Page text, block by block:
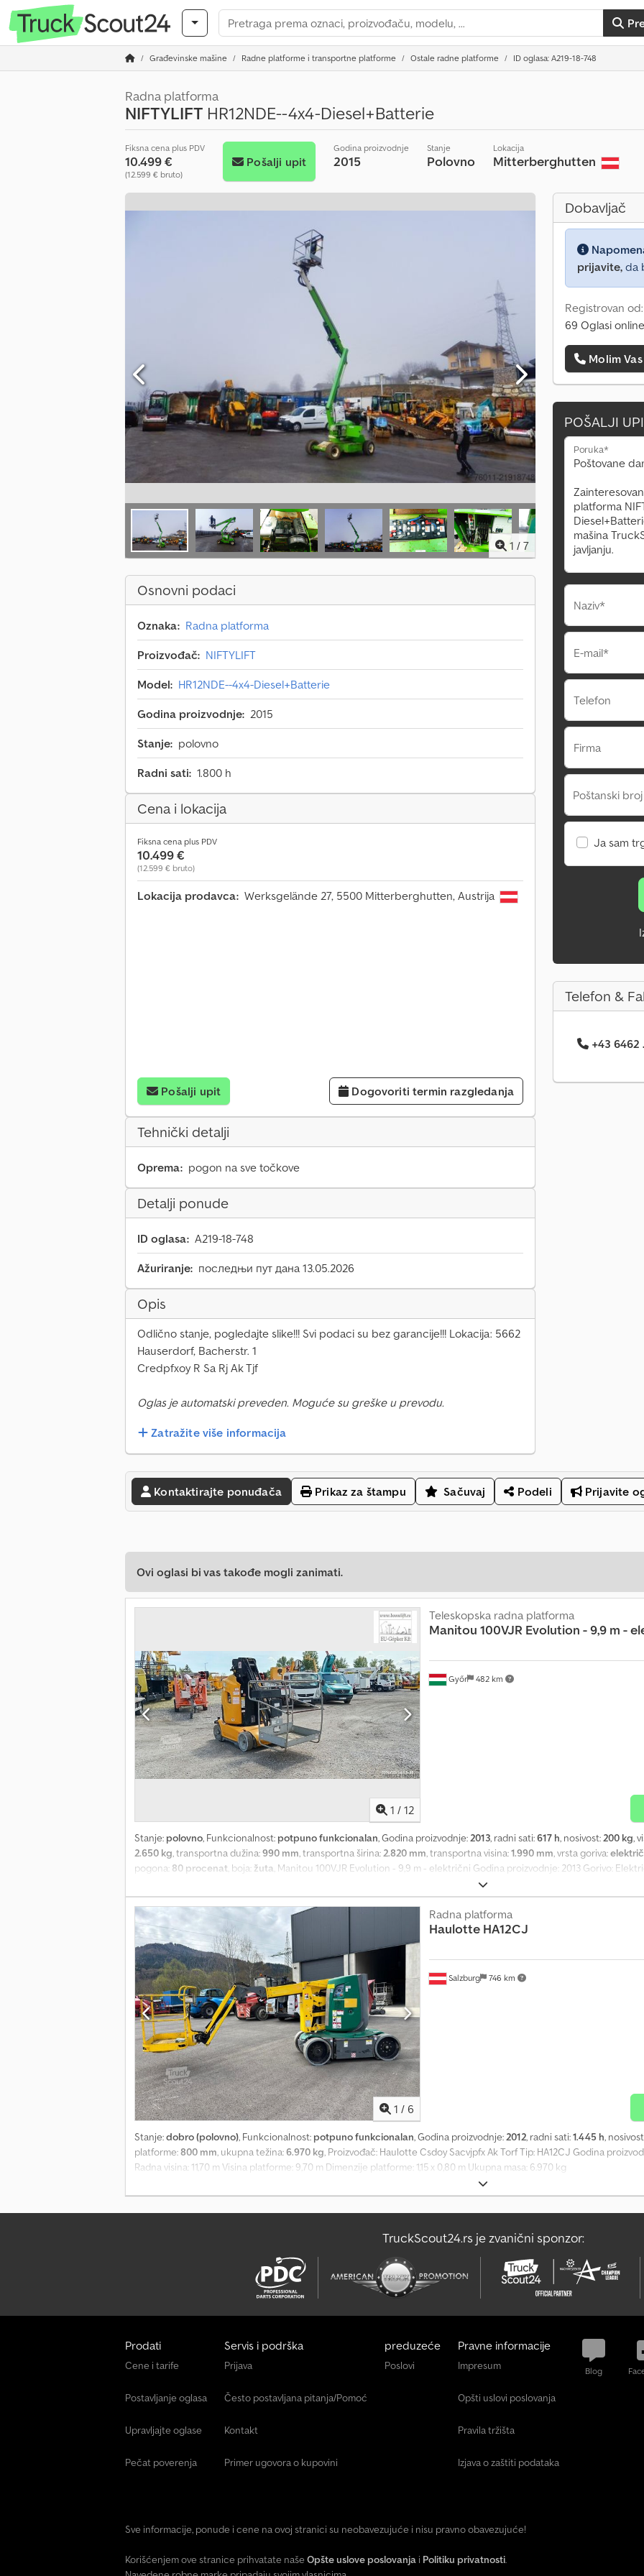
Građevinske mašine Radne platforme i transportne platforme Ostale radne platforme ID oglasa: A219-18-748
Radna platforma
NIFTYLIFT HR12NDE--4x4-Diesel+Batterie
Fiksna cena plus PDV
10.499 €
(12.599 € bruto)
Pošalji upit
Godina proizvodnje
2015
Stanje
Polovno
Lokacija
Mitterberghutten
1 / 7
Osnovni podaci
Oznaka: Radna platforma
Proizvođač: NIFTYLIFT
Model: HR12NDE--4x4-Diesel+Batterie
Godina proizvodnje: 2015
Stanje: polovno
Radni sati: 1.800 h
Cena i lokacija
Fiksna cena plus PDV
10.499 €
(12.599 € bruto)
Lokacija prodavca: Werksgelände 27, 5500 Mitterberghutten, Austrija
Pošalji upit Dogovoriti termin razgledanja
Tehnički detalji
Oprema: pogon na sve točkove
Detalji ponude
ID oglasa: A219-18-748
Ažuriranje: последњи пут дана 13.05.2026
Opis
Odlično stanje, pogledajte slike!!! Svi podaci su bez garancije!!! Lokacija: 5662
Hauserdorf, Bacherstr. 1
Credpfxoy R Sa Rj Ak Tjf
Oglas je automatski preveden. Moguće su greške u prevodu.
Zatražite više informacija
Dobavljač
prijavite, da
Registrovan
69 Oglasi online
Molim
POŠALJI
Poruka*
Naziv*
E-mail*
Telefon
Firma
Poštanski
Ja sam
Telefon &
+43 6462
Kontaktirajte ponuđača Prikaz za štampu Sačuvaj Podeli Prijavite
Ovi oglasi bi vas takođe mogli zanimati.
1 / 12
Győr 482 km
Teleskopska radna platforma
Manitou 100VJR Evolution - 9,9 m -
Stanje: polovno, Funkcionalnost: potpuno funkcionalan, Godina proizvodnje:2013, radni sati:617 h, nosivost:200 kg,
2.650 kg, transportna dužina:990 mm, transportna širina:2.820 mm, transportna visina:1.990 mm, vrsta goriva:
pogona: 80 procenat, boja: žuta, Manitou 100VJR Evolution - 9,9 m - električni Godina proizvodnje: 2013 Gorivo:
Bočni doseg: 3,15 m Težina: 2650 kg Radnih sati: 617 Transportne dimenzije: 0,99 m x 2,82 m x 1,99 m Cjdpfx Asy Shn
(električni) sa pomerajućom platformom, nosivost 200 kg (osobe / materijal). Karakteristike: Rotirajuća kula, do 3 m
baterija, pogodan za unutrašnju i spoljašnju upotrebu, čvrsti točkovi koji ne ostavljaju tragove. Dostupno sa
je moguće obnoviti bateriju sa 7% do 90+%). Odmah spremna za upotrebu. Mašina je u dobrom stanju. Za dodatna
Možemo komunicirati na: - engleskom - nemačkom - mađarskom
1 / 6
Salzburg 746 km
Radna platforma
Haulotte HA12CJ
Stanje:dobro (polovno), Funkcionalnost: potpuno funkcionalan, Godina proizvodnje:2012, radni sati:1.445 h,
platforme:800 mm, ukupna težina:6.970 kg, Proizvođač: Haulotte Csdoy Sacvjpfx Ak Torf Tip: HA12CJ Godina
Radna visina: 11,70 m Visina platforme: 9,70 m Dimenzije platforme: 1,15 x 0,80 m Ukupna masa: 6.970 kg
TruckScout24.rs je zvanični sponzor:
Prodati
Cene i tarife
Postavljanje oglasa
Upravljajte oglase
Pečat poverenja
Servis i podrška
Prijava
Često postavljana pitanja/Pomoć
Kontakt
Primer ugovora o kupovini
preduzeće
Poslovi
Pravne informacije
Impresum
Opšti uslovi poslovanja
Pravila tržišta
Izjava o zaštiti podataka
Blog
Sve informacije, ponude i cene na ovoj stranici su neobavezujuće i nisu pravno obavezujuće!
Korišćenjem ove stranice prihvatate naše Opšte uslove poslovanja i Politiku privatnosti.